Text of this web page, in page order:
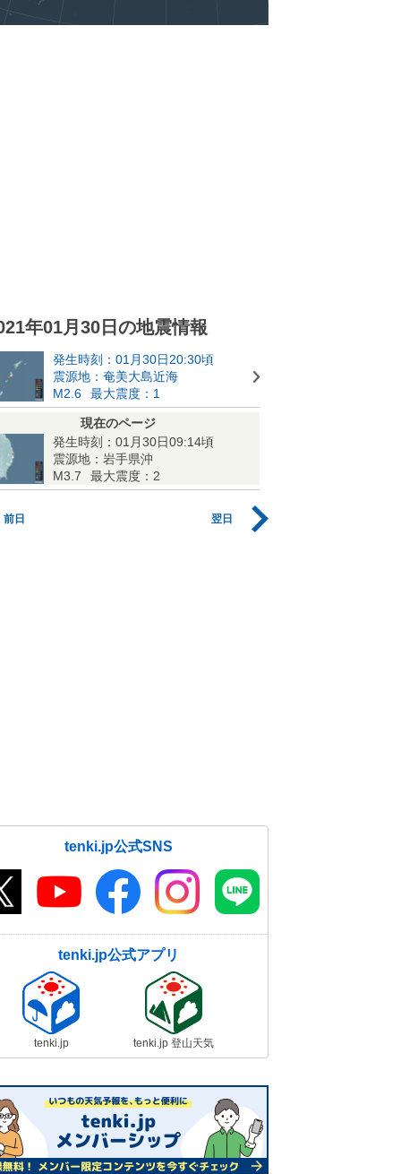
年01月30日の地震情報
発生時刻：01月30日20:30頃
震源地：奄美大島近海
M2.6
最大震度：1
現在のページ
発生時刻：01月30日09:14頃
震源地：岩手県沖
M3.7
最大震度：2
前日 翌日
tenki.jp公式SNS
tenki.jp公式アプリ
tenki.jp tenki.jp 登山天気